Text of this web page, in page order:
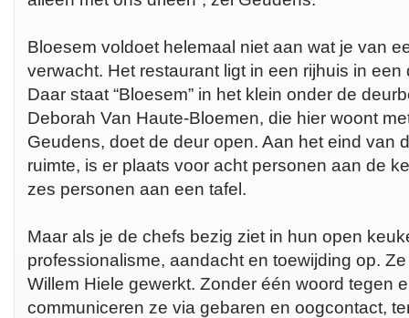
Bloesem voldoet helemaal niet aan wat je van
verwacht. Het restaurant ligt in een rijhuis in
Daar staat “Bloesem” in het klein onder de
Deborah Van Haute-Bloemen, die hier woont
Geudens, doet de deur open. Aan het eind van
ruimte, is er plaats voor acht personen aan de
zes personen aan een tafel.
Maar als je de chefs bezig ziet in hun open
professionalisme, aandacht en toewijding op.
Willem Hiele gewerkt. Zonder één woord tegen
communiceren ze via gebaren en oogcontact,